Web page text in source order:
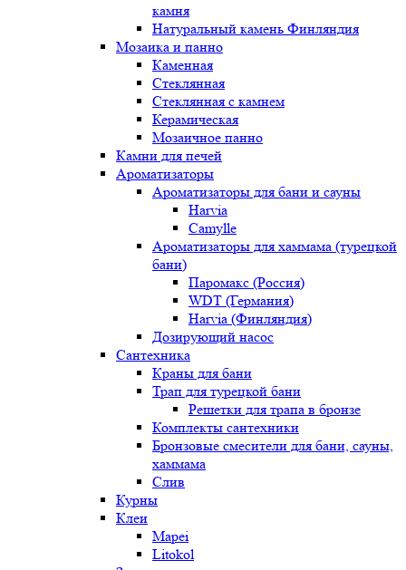
камня
Натуральный камень Финляндия
Мозаика и панно
Каменная
Стеклянная
Стеклянная с камнем
Керамическая
Мозаичное панно
Камни для печей
Ароматизаторы
Ароматизаторы для бани и сауны
Harvia
Camylle
Ароматизаторы для хаммама (турецкой
бани)
Паромакс (Россия)
WDT (Германия)
Harvia (Финляндия)
Дозирующий насос
Сантехника
Краны для бани
Трап для турецкой бани
Решетки для трапа в бронзе
Комплекты сантехники
Бронзовые смесители для бани, сауны,
хаммама
Слив
Курны
Клеи
Mapei
Litokol